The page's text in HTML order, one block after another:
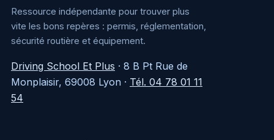
Ressource indépendante pour trouver plus
vite les bons repères : permis, réglementation,
sécurité routière et équipement.
Driving School Et Plus · 8 B Pt Rue de
Monplaisir, 69008 Lyon · Tél. 04 78 01 11
54